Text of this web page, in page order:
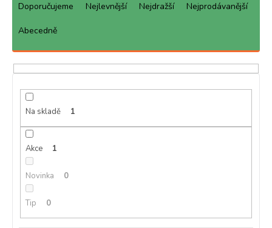
p
Doporučujeme Nejlevnější Nejdražší Nejprodávanější
Abecedně
Na skladě 1
Akce 1
Novinka 0
Tip 0